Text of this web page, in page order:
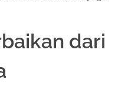
dari